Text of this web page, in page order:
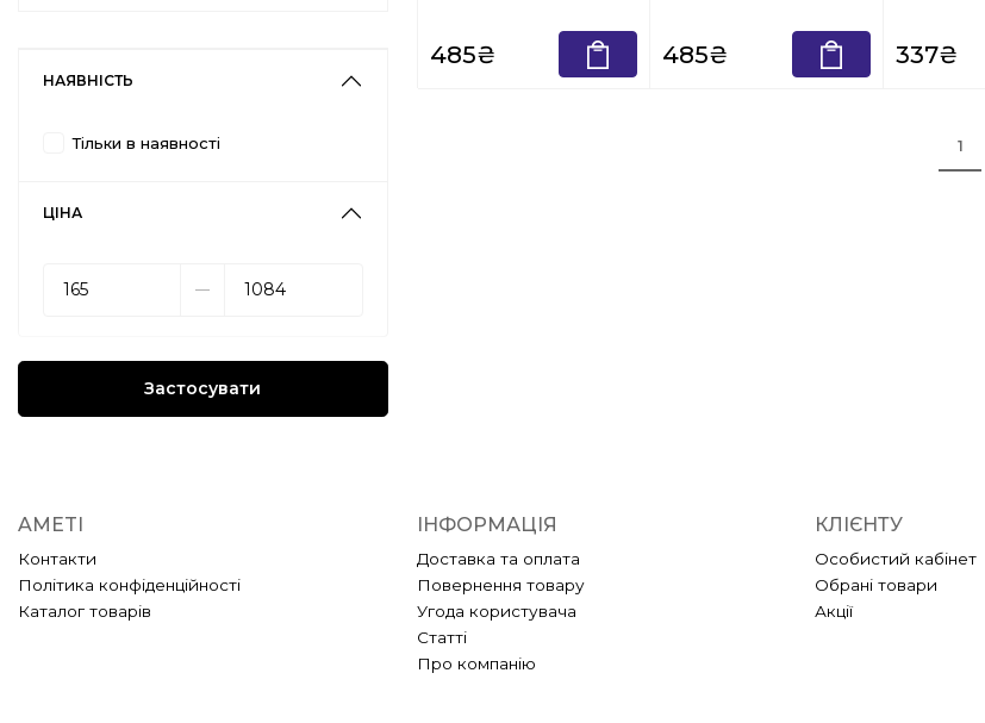
НАЯВНІСТЬ
Тільки в наявності
ЦІНА
––
Застосувати
485₴ 485₴ 337₴
1
AMETI
Контакти
Політика конфіденційності
Каталог товарів
ІНФОРМАЦІЯ
Доставка та оплата
Повернення товару
Угода користувача
Статті
Про компанію
КЛІЄНТУ
Особистий кабінет
Обрані товари
Акції